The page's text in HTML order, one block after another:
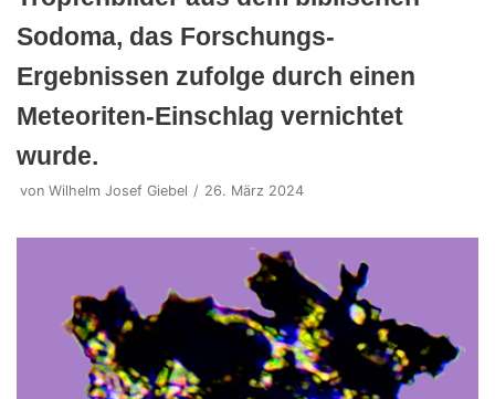
Sodoma, das Forschungs-
Ergebnissen zufolge durch einen
Meteoriten-Einschlag vernichtet
wurde.
von Wilhelm Josef Giebel 26. März 2024